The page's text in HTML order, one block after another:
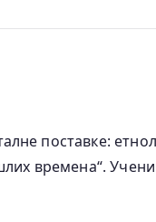
поставке:
времена“.